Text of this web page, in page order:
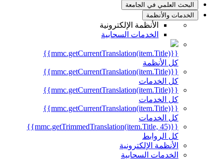
البحث العلمي في الجامعة
الخدمات والأنظمة
الأنظمة الإلكترونية
الخدمات السحابية
{{mmc.getCurrentTranslation(item.Title)}}
كل الأنظمة
{{mmc.getCurrentTranslation(item.Title)}}
كل الخدمات
{{mmc.getCurrentTranslation(item.Title)}}
كل الخدمات
{{mmc.getCurrentTranslation(item.Title)}}
كل الخدمات
{{mmc.getTrimmedTranslation(item.Title, 45)}}
كل الروابط
الأنظمة الإلكترونية
الخدمات السحابية